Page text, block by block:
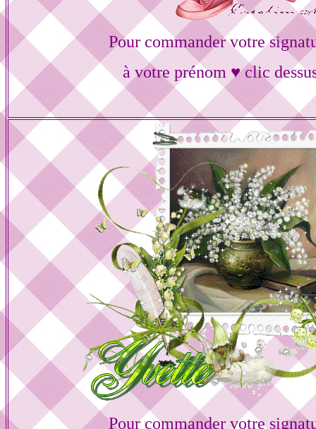
Pour commander votre
à votre prénom ♥ clic
Pour commander votre